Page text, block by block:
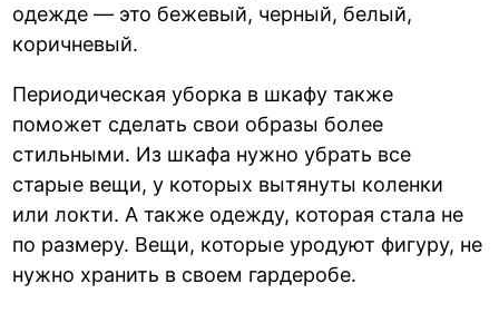
одежде — это бежевый, черный, белый,
коричневый.
Периодическая уборка в шкафу также
поможет сделать свои образы более
стильными. Из шкафа нужно убрать все
старые вещи, у которых вытянуты коленки
или локти. А также одежду, которая стала не
по размеру. Вещи, которые уродуют фигуру, не
нужно хранить в своем гардеробе.